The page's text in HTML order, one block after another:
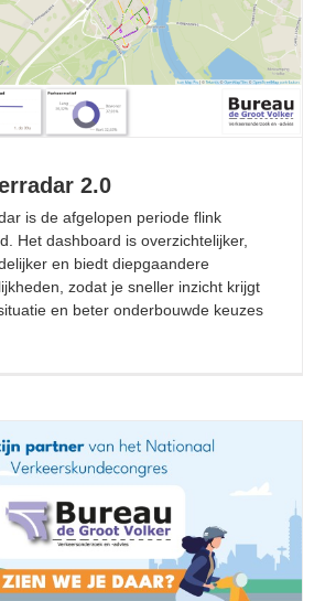
De Parkeerradar 2.0
2.0
is de afgelopen periode flink
Het dashboard is overzichtelijker,
en biedt diepgaandere
zodat je sneller inzicht krijgt
en beter onderbouwde keuzes
van het Nationaal Verkeerskundecongres
2025!